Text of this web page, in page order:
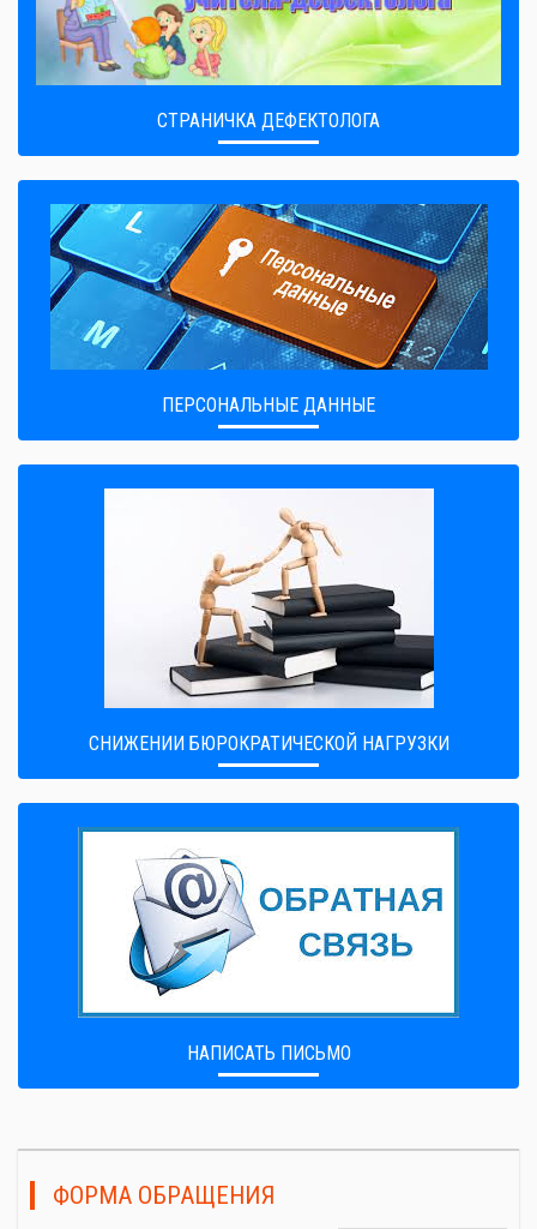
СТРАНИЧКА ДЕФЕКТОЛОГА
ПЕРСОНАЛЬНЫЕ ДАННЫЕ
CНИЖЕНИИ БЮРОКРАТИЧЕСКОЙ НАГРУЗКИ
НАПИСАТЬ ПИСЬМО
ФОРМА ОБРАЩЕНИЯ